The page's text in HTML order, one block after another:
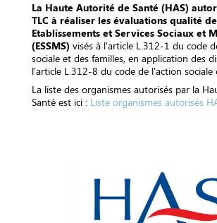
La Haute Autorité de Santé (HAS)
TLC à réaliser les évaluations qualité
Etablissements et Services Sociaux et
(ESSMS) visés à l'article L.312-1 du code
sociale et des familles, en application des
l’article L.312-8 du code de l'action sociale
La liste des organismes autorisés par la
Santé est ici : Liste organismes autorisés